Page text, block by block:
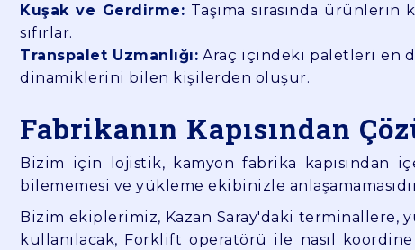
Kuşak ve Gerdirme: Taşıma sırasında
sıfırlar.
Transpalet Uzmanlığı: Araç içindeki paletleri en
dinamiklerini bilen kişilerden oluşur.
Fabrikanın Kapısından
Bizim için lojistik, kamyon fabrika kapısından
bilememesi ve yükleme ekibinizle
Bizim ekiplerimiz, Kazan Saray'daki terminallere,
kullanılacak, Forklift operatörü ile nasıl